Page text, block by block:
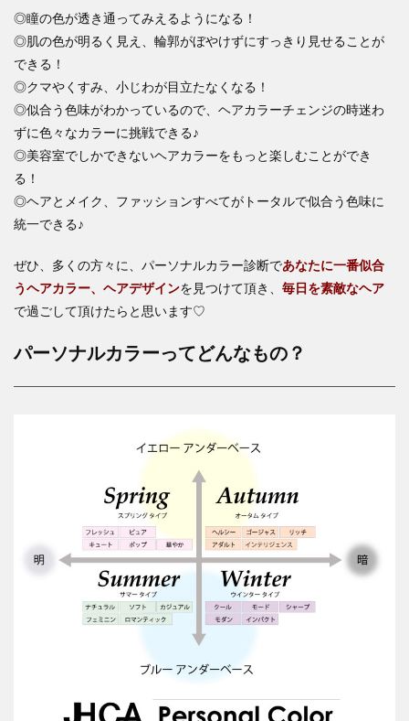
◎瞳の色が透き通ってみえるようになる！
◎肌の色が明るく見え、輪郭がぼやけずにすっきり見せることが
できる！
◎クマやくすみ、小じわが目立たなくなる！
◎似合う色味がわかっているので、ヘアカラーチェンジの時迷わ
ずに色々なカラーに挑戦できる♪
◎美容室でしかできないヘアカラーをもっと楽しむことができ
る！
◎ヘアとメイク、ファッションすべてがトータルで似合う色味に
統一できる♪
ぜひ、多くの方々に、パーソナルカラー診断であなたに一番似合
うヘアカラー、ヘアデザインを見つけて頂き、 毎日を素敵なヘア
で過ごして頂けたらと思います♡
パーソナルカラーってどんなもの？